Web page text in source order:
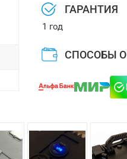
ГАРАНТИЯ
1 год
СПОСОБЫ